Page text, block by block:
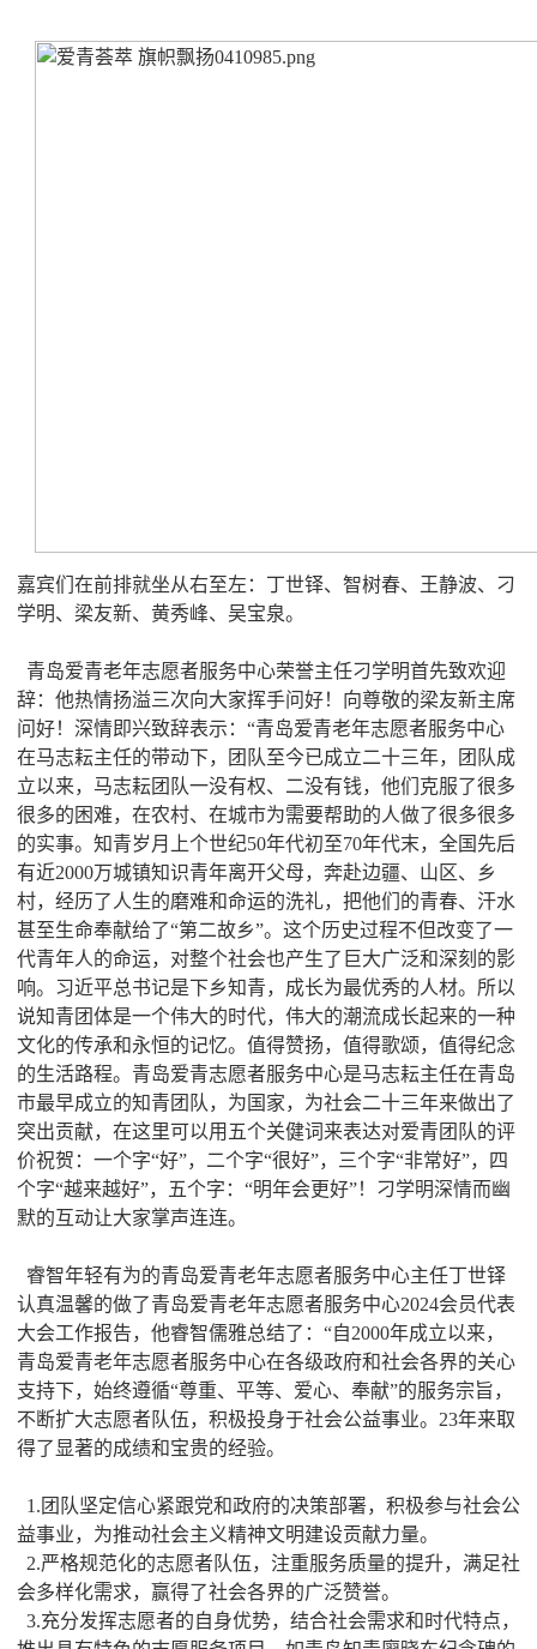
嘉宾们在前排就坐从右至左：丁世铎、智树春、王静波、刁
学明、梁友新、黄秀峰、吴宝泉。
青岛爱青老年志愿者服务中心荣誉主任刁学明首先致欢迎
辞：他热情扬溢三次向大家挥手问好！向尊敬的梁友新主席
问好！深情即兴致辞表示：“青岛爱青老年志愿者服务中心
在马志耘主任的带动下，团队至今已成立二十三年，团队成
立以来，马志耘团队一没有权、二没有钱，他们克服了很多
很多的困难，在农村、在城市为需要帮助的人做了很多很多
的实事。知青岁月上个世纪50年代初至70年代末，全国先后
有近2000万城镇知识青年离开父母，奔赴边疆、山区、乡
村，经历了人生的磨难和命运的洗礼，把他们的青春、汗水
甚至生命奉献给了“第二故乡”。这个历史过程不但改变了一
代青年人的命运，对整个社会也产生了巨大广泛和深刻的影
响。习近平总书记是下乡知青，成长为最优秀的人材。所以
说知青团体是一个伟大的时代，伟大的潮流成长起来的一种
文化的传承和永恒的记忆。值得赞扬，值得歌颂，值得纪念
的生活路程。青岛爱青志愿者服务中心是马志耘主任在青岛
市最早成立的知青团队，为国家，为社会二十三年来做出了
突出贡献，在这里可以用五个关健词来表达对爱青团队的评
价祝贺：一个字“好”，二个字“很好”，三个字“非常好”，四
个字“越来越好”，五个字：“明年会更好”！刁学明深情而幽
默的互动让大家掌声连连。
睿智年轻有为的青岛爱青老年志愿者服务中心主任丁世铎
认真温馨的做了青岛爱青老年志愿者服务中心2024会员代表
大会工作报告，他睿智儒雅总结了：“自2000年成立以来，
青岛爱青老年志愿者服务中心在各级政府和社会各界的关心
支持下，始终遵循“尊重、平等、爱心、奉献”的服务宗旨，
不断扩大志愿者队伍，积极投身于社会公益事业。23年来取
得了显著的成绩和宝贵的经验。
1.团队坚定信心紧跟党和政府的决策部署，积极参与社会公
益事业，为推动社会主义精神文明建设贡献力量。
2.严格规范化的志愿者队伍，注重服务质量的提升，满足社
会多样化需求，赢得了社会各界的广泛赞誉。
3.充分发挥志愿者的自身优势，结合社会需求和时代特点，